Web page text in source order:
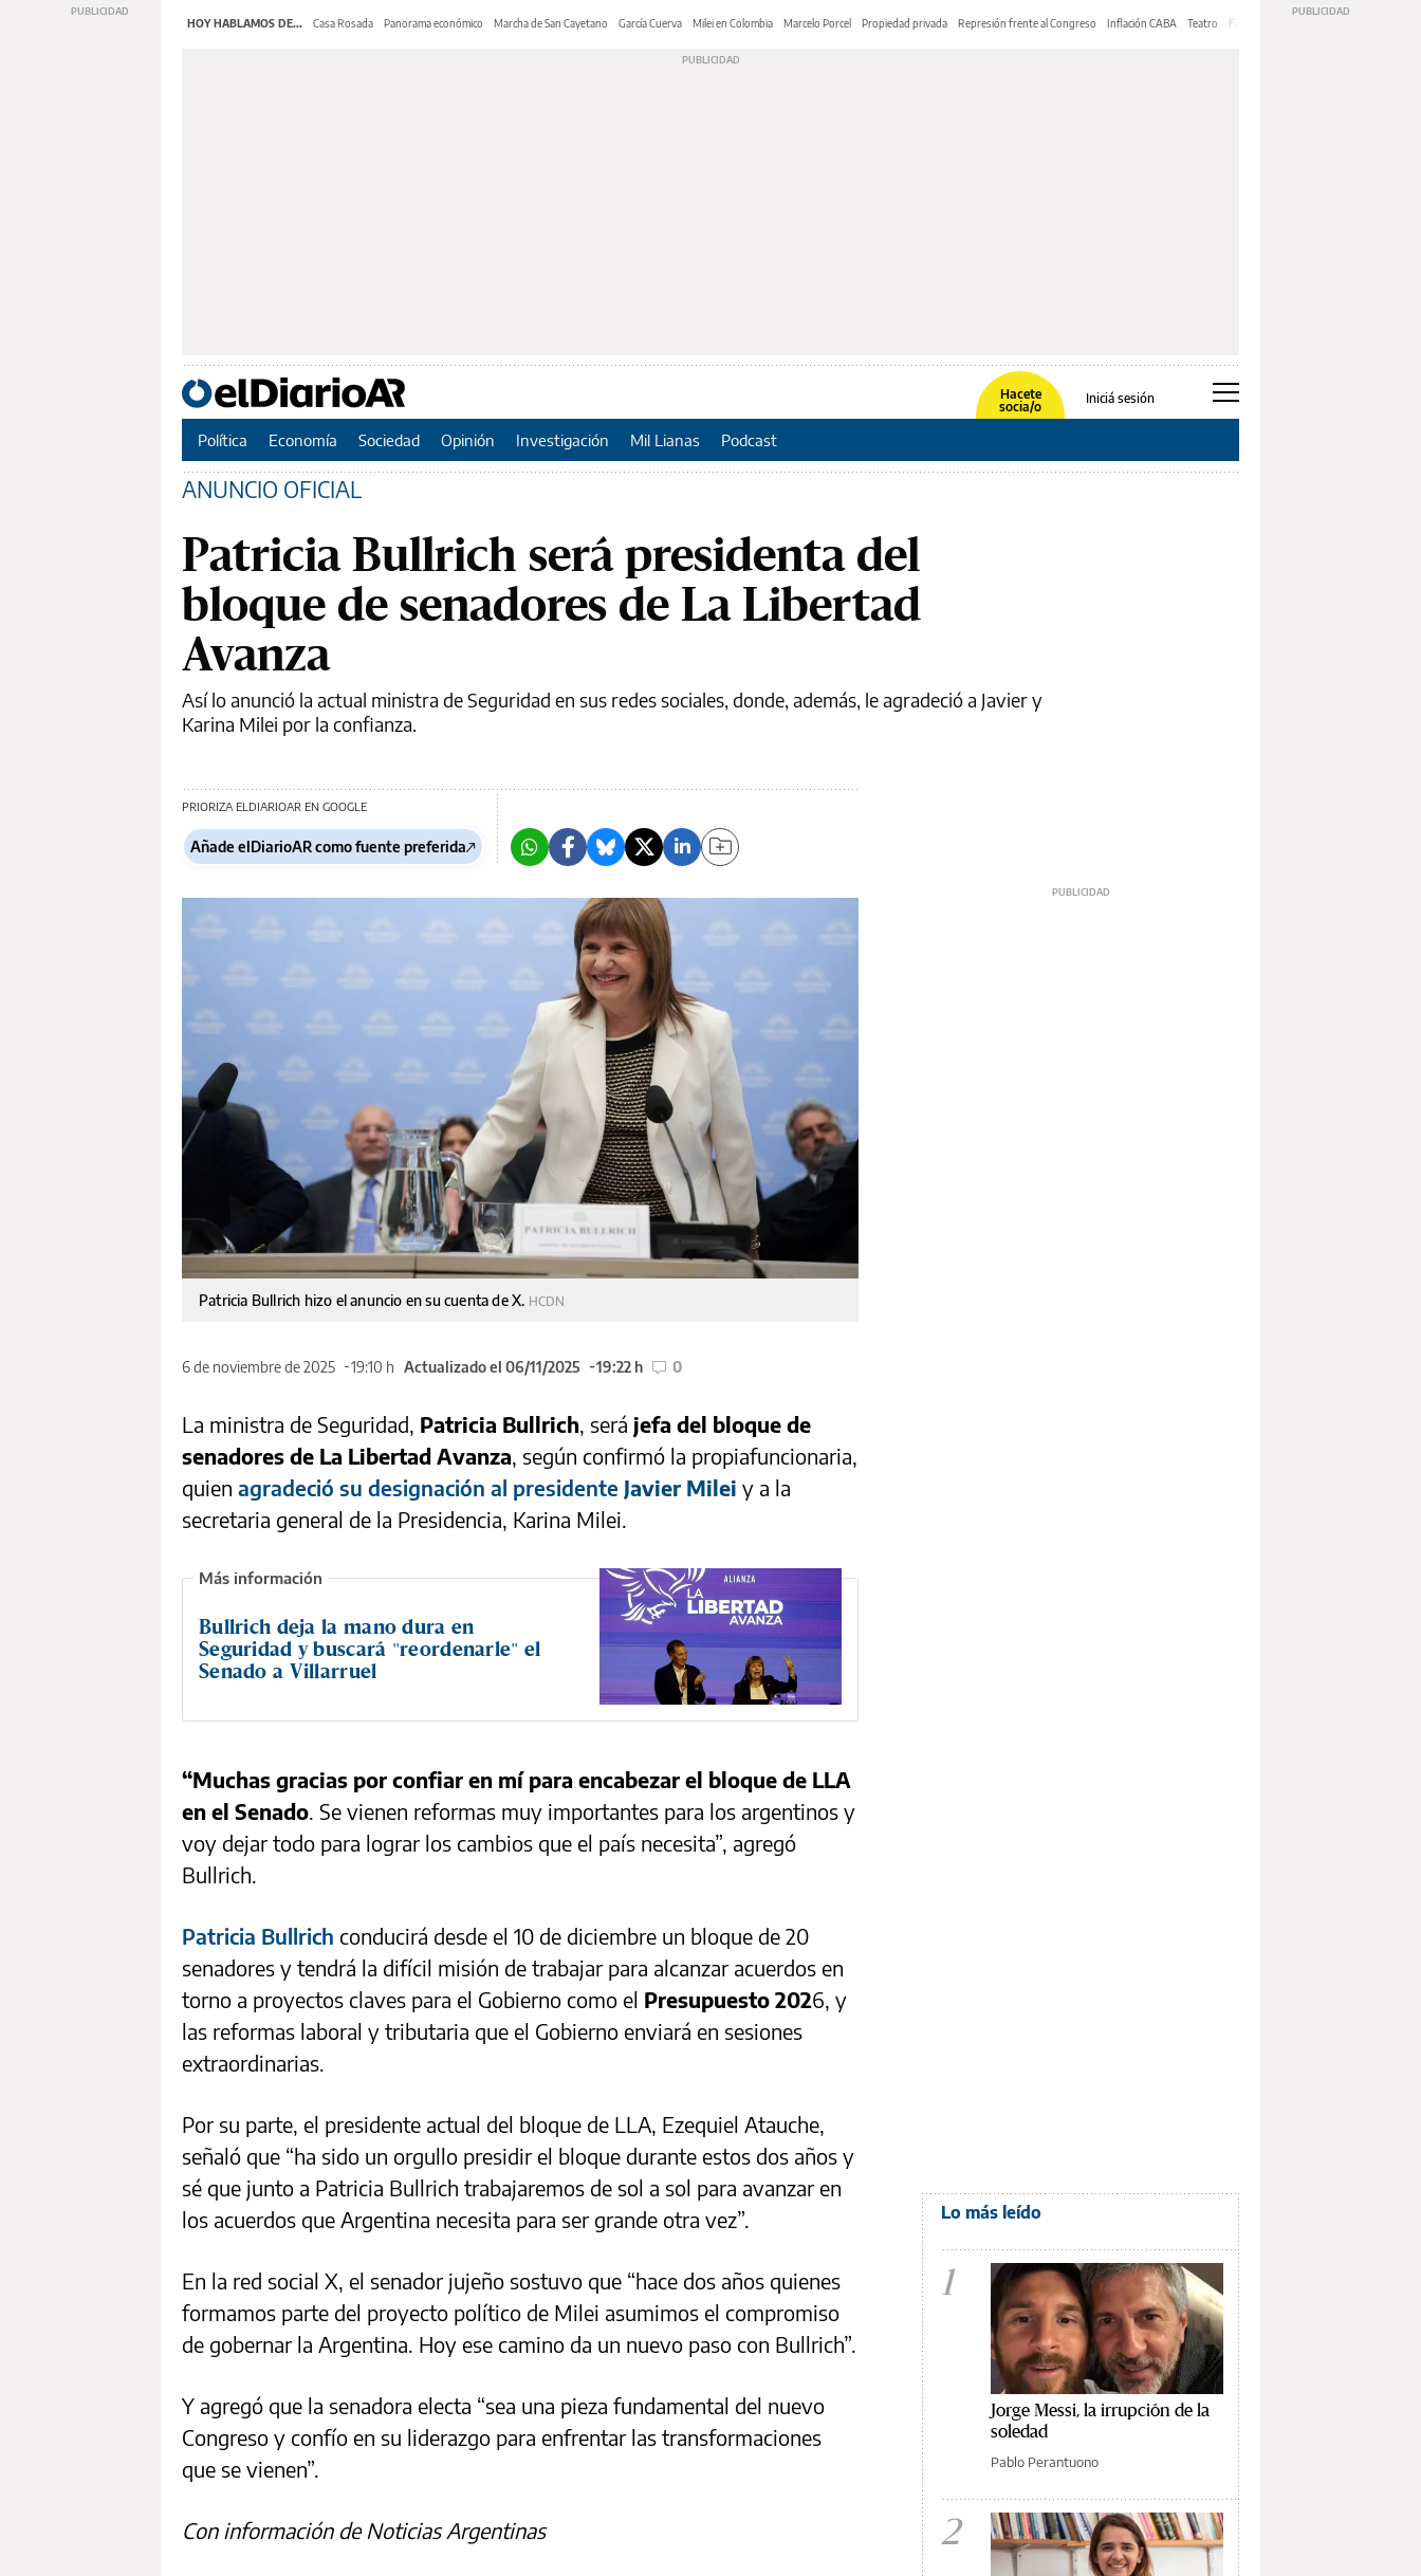
HOY HABLAMOS DE... Casa Rosada Panorama económico Marcha de San Cayetano García Cuerva Milei en Colombia Marcelo Porcel Propiedad privada Represión frente al Congreso Inflación CABA Teatro Feria de Editores
Hacete
socia/o
Iniciá sesión
Política Economía Sociedad Opinión Investigación Mil Lianas Podcast
ANUNCIO OFICIAL
Patricia Bullrich será presidenta del
bloque de senadores de La Libertad
Avanza
Así lo anunció la actual ministra de Seguridad en sus redes sociales, donde, además, le agradeció a Javier y
Karina Milei por la confianza.
PRIORIZA ELDIARIOAR EN GOOGLE
Añade elDiarioAR como fuente preferida
Patricia Bullrich hizo el anuncio en su cuenta de X. HCDN
6 de noviembre de 2025 19:10 h Actualizado el 06/11/2025 19:22 h 0
La ministra de Seguridad, Patricia Bullrich, será jefa del bloque de
senadores de La Libertad Avanza, según confirmó la propiafuncionaria,
quien agradeció su designación al presidente Javier Milei y a la
secretaria general de la Presidencia, Karina Milei.
Bullrich deja la mano dura en
Seguridad y buscará "reordenarle" el
Senado a Villarruel
“Muchas gracias por confiar en mí para encabezar el bloque de LLA
en el Senado. Se vienen reformas muy importantes para los argentinos y
voy dejar todo para lograr los cambios que el país necesita”, agregó
Bullrich.
Patricia Bullrich conducirá desde el 10 de diciembre un bloque de 20
senadores y tendrá la difícil misión de trabajar para alcanzar acuerdos en
torno a proyectos claves para el Gobierno como el Presupuesto 2026, y
las reformas laboral y tributaria que el Gobierno enviará en sesiones
extraordinarias.
Por su parte, el presidente actual del bloque de LLA, Ezequiel Atauche,
señaló que “ha sido un orgullo presidir el bloque durante estos dos años y
sé que junto a Patricia Bullrich trabajaremos de sol a sol para avanzar en
los acuerdos que Argentina necesita para ser grande otra vez”.
En la red social X, el senador jujeño sostuvo que “hace dos años quienes
formamos parte del proyecto político de Milei asumimos el compromiso
de gobernar la Argentina. Hoy ese camino da un nuevo paso con Bullrich”.
Y agregó que la senadora electa “sea una pieza fundamental del nuevo
Congreso y confío en su liderazgo para enfrentar las transformaciones
que se vienen”.
Con información de Noticias Argentinas
Lo más leído
1
Jorge Messi, la irrupción de la
soledad
Pablo Perantuono
2